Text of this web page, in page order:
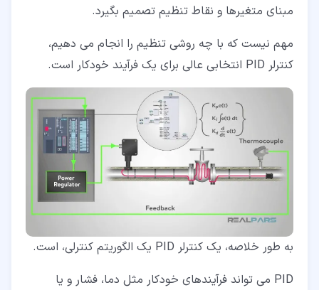
مبنای متغیرها و نقاط تنظیم تصمیم بگیرد.
مهم نیست که با چه روشی تنظیم را انجام می دهیم،
کنترلر PID انتخابی عالی برای یک فرآیند خودکار است.
به طور خلاصه، یک کنترلر PID یک الگوریتم کنترلی، است.
PID می تواند فرآیندهای خودکار مثل دما، فشار و یا